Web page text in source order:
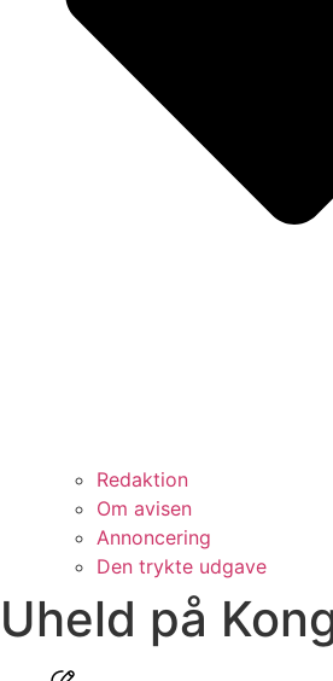
Redaktion
Om avisen
Annoncering
Den trykte udgave
Uheld på